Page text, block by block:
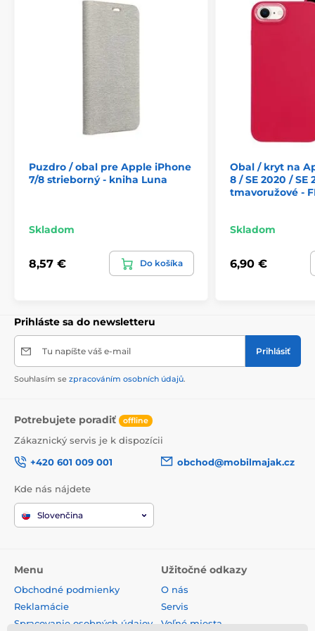
- jednoduchá aplikácia
Produkt je zaradený v kategóriách
iPhone SE 2020
iPhone 7
Puzdro / obal pre Apple iPhone
7/8 strieborný - kniha Luna
Skladom
8,57 € Do košíka
Obal / kryt na
8 / SE 2020 / SE
tmavoružové -
Skladom
6,90 €
Prihláste sa do newsletteru
Tu napíšte váš e-mail Prihlásiť
Souhlasím se zpracováním osobních údajů.
Potrebujete poradiť offline
Zákaznický servis je k dispozícii
+420 601 009 001
obchod@mobilmajak.cz
Kde nás nájdete
Slovenčina
Menu
Obchodné podmienky
Reklamácie
Spracovanie osobných údajov
Užitočné odkazy
O nás
Servis
Voľné miesta